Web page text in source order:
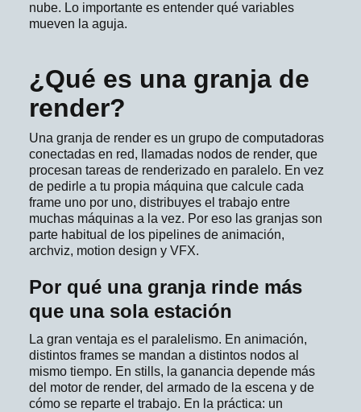
nube. Lo importante es entender qué variables
mueven la aguja.
¿Qué es una granja de
render?
Una granja de render es un grupo de computadoras
conectadas en red, llamadas nodos de render, que
procesan tareas de renderizado en paralelo. En vez
de pedirle a tu propia máquina que calcule cada
frame uno por uno, distribuyes el trabajo entre
muchas máquinas a la vez. Por eso las granjas son
parte habitual de los pipelines de animación,
archviz, motion design y VFX.
Por qué una granja rinde más
que una sola estación
La gran ventaja es el paralelismo. En animación,
distintos frames se mandan a distintos nodos al
mismo tiempo. En stills, la ganancia depende más
del motor de render, del armado de la escena y de
cómo se reparte el trabajo. En la práctica: un